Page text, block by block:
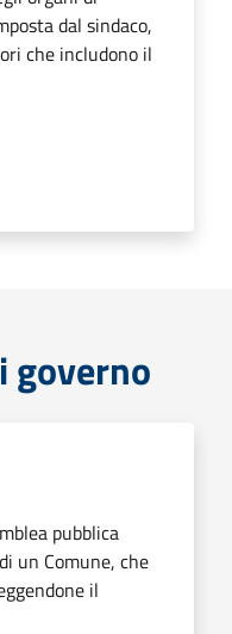
dal sindaco,
che includono il
governo
pubblica
un Comune, che
il